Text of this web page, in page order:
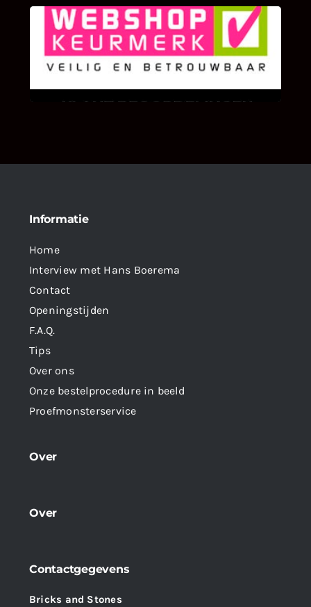
KLANT BEOORDELINGEN
We zijn er zeer op gesteld om te weten wat u
als klant van ons en onze diensten vindt.
Informatie
Home
Interview met Hans Boerema
Contact
Openingstijden
F.A.Q.
Tips
Over ons
Onze bestelprocedure in beeld
Proefmonsterservice
Over
Over
Contactgegevens
Bricks and Stones